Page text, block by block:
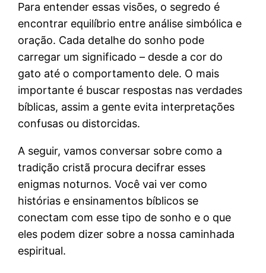
Para entender essas visões, o segredo é
encontrar equilíbrio entre análise simbólica e
oração. Cada detalhe do sonho pode
carregar um significado – desde a cor do
gato até o comportamento dele. O mais
importante é buscar respostas nas verdades
bíblicas, assim a gente evita interpretações
confusas ou distorcidas.
A seguir, vamos conversar sobre como a
tradição cristã procura decifrar esses
enigmas noturnos. Você vai ver como
histórias e ensinamentos bíblicos se
conectam com esse tipo de sonho e o que
eles podem dizer sobre a nossa caminhada
espiritual.